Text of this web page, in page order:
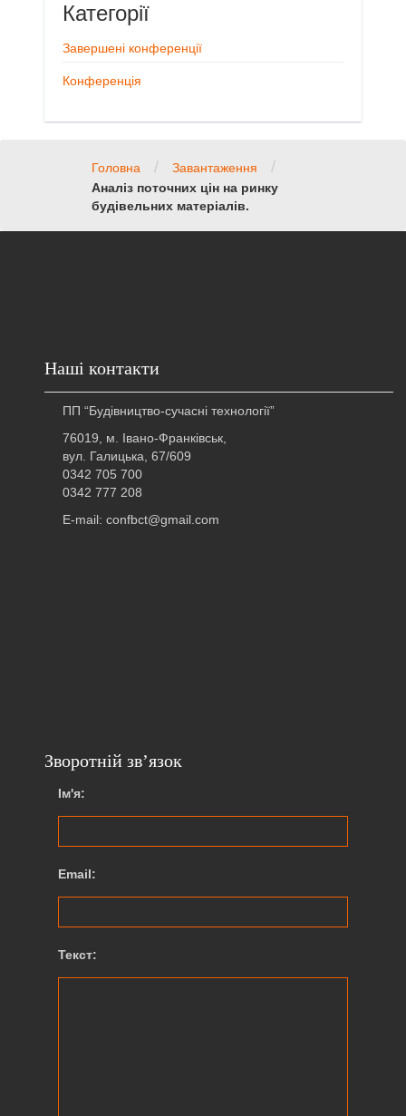
Категорії
Завершені конференції
Конференція
Головна / Завантаження /
Аналіз поточних цін на ринку
будівельних матеріалів.
Наші контакти
ПП “Будівництво-сучасні технології”
76019, м. Івано-Франківськ,
вул. Галицька, 67/609
0342 705 700
0342 777 208
E-mail: confbct@gmail.com
Зворотній зв’язок
Ім'я:
Email:
Текст: